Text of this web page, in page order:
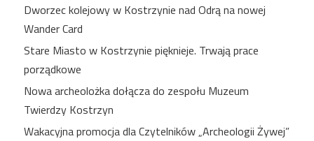
Dworzec kolejowy w Kostrzynie nad Odrą na nowej
Wander Card
Stare Miasto w Kostrzynie pięknieje. Trwają prace
porządkowe
Nowa archeolożka dołącza do zespołu Muzeum
Twierdzy Kostrzyn
Wakacyjna promocja dla Czytelników „Archeologii Żywej”